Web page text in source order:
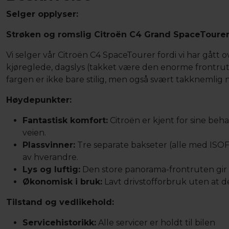
Selger opplyser:
Strøken og romslig Citroën C4 Grand
Vi selger vår Citroën C4 SpaceTourer fordi vi har
kjøreglede, dagslys (takket være den enorme
fargen er ikke bare stilig, men også svært takknemlig
Høydepunkter:
Fantastisk komfort: Citroën er kjent for sine
veien.
Plassvinner: Tre separate bakseter (alle med
av hverandre.
Lys og luftig: Den store panorama-frontruten
Økonomisk i bruk: Lavt drivstofforbruk uten at
Tilstand og vedlikehold:
Servicehistorikk: Alle servicer er holdt til bilen